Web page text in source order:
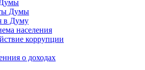
Думы
в Думу
населения
коррупции
о доходах